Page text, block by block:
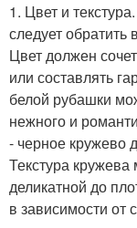
1. Цвет и
следует обратить
Цвет должен
или составлять
белой рубашки
нежного и
- черное кружево
Текстура
деликатной до
в зависимости от